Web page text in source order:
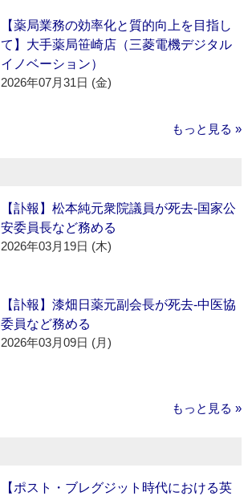
【薬局業務の効率化と質的向上を目指し
て】大手薬局笹崎店（三菱電機デジタル
イノベーション）
2026年07月31日 (金)
もっと見る »
【訃報】松本純元衆院議員が死去‐国家公
安委員長など務める
2026年03月19日 (木)
【訃報】漆畑日薬元副会長が死去‐中医協
委員など務める
2026年03月09日 (月)
もっと見る »
【ポスト・ブレグジット時代における英